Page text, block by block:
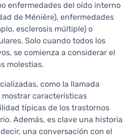
enfermedades del oído interno
de Ménière), enfermedades
esclerosis múltiple) o
Solo cuando todos los
se comienza a considerar el
molestias.
como la llamada
características
típicas de los trastornos
Además, es clave una historia
una conversación con el